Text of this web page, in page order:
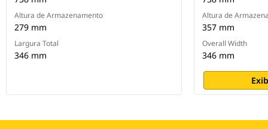
Altura de Armazenamento
279 mm
Largura Total
346 mm
Altura de
357 mm
Overall Width
346 mm